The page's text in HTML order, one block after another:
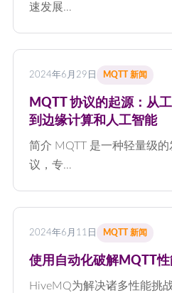
速发展…
2024年6月29日 MQTT 新闻
MQTT 协议的起源：从
到边缘计算和人工智能
简介 MQTT 是一种轻量级
议，专…
2024年6月11日 MQTT 新闻
使用自动化破解MQTT
HiveMQ为解决诸多性能挑